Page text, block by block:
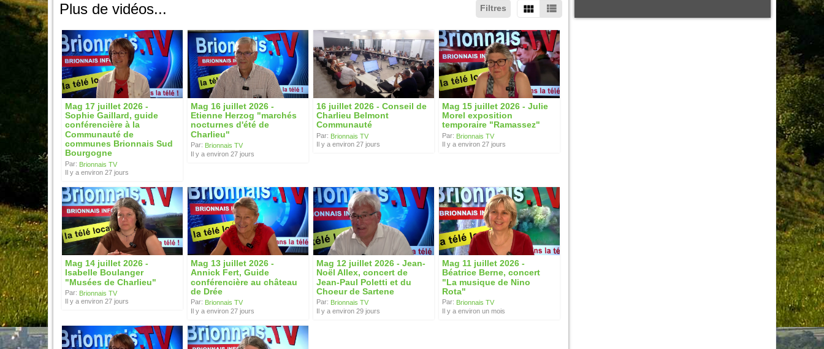
Filtres
Plus de vidéos...
Mag 17 juillet 2026 -
Sophie Gaillard, guide
conférencière à la
Communauté de
communes Brionnais Sud
Bourgogne
Par: Brionnais TV
Il y a environ 27 jours
Mag 16 juillet 2026 -
Etienne Herzog "marchés
nocturnes d'été de
Charlieu"
Par: Brionnais TV
Il y a environ 27 jours
16 juillet 2026 - Conseil de
Charlieu Belmont
Communauté
Par: Brionnais TV
Il y a environ 27 jours
Mag 15 juillet 2026 - Julie
Morel exposition
temporaire "Ramassez"
Par: Brionnais TV
Il y a environ 27 jours
Mag 14 juillet 2026 -
Isabelle Boulanger
"Musées de Charlieu"
Par: Brionnais TV
Il y a environ 27 jours
Mag 13 juillet 2026 -
Annick Fert, Guide
conférencière au château
de Drée
Par: Brionnais TV
Il y a environ 27 jours
Mag 12 juillet 2026 - Jean-
Noël Allex, concert de
Jean-Paul Poletti et du
Choeur de Sartene
Par: Brionnais TV
Il y a environ 29 jours
Mag 11 juillet 2026 -
Béatrice Berne, concert
"La musique de Nino
Rota"
Par: Brionnais TV
Il y a environ un mois